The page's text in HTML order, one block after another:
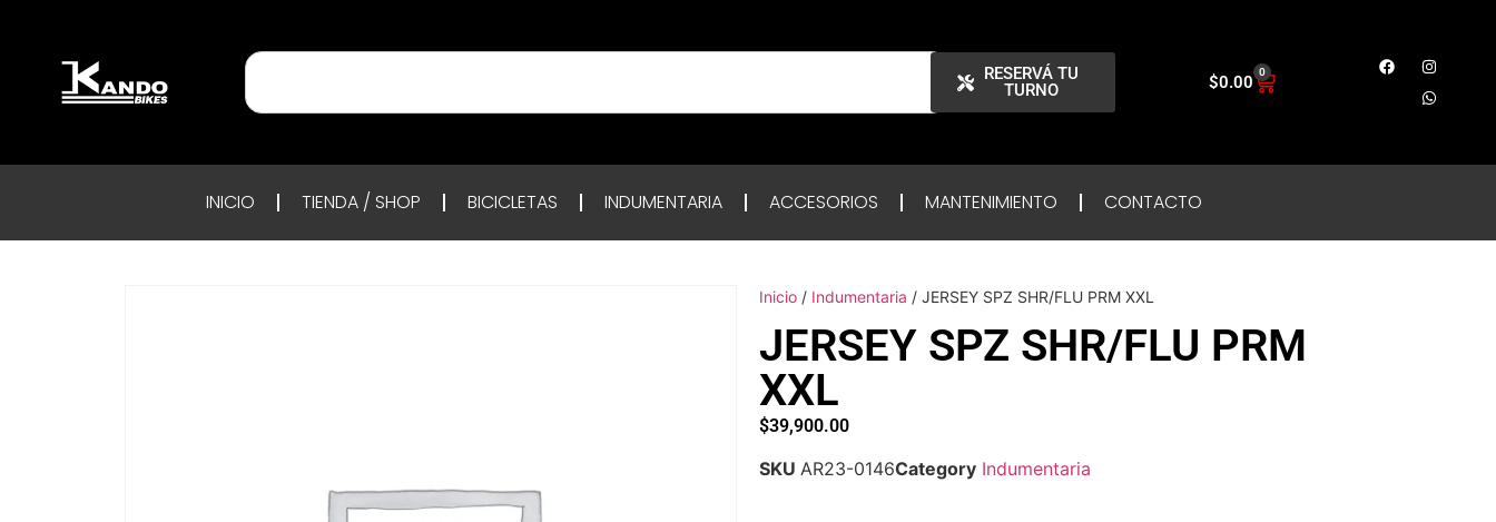
RESERVÁ TU
TURNO
$0.00 0
INICIO TIENDA / SHOP BICICLETAS INDUMENTARIA ACCESORIOS MANTENIMIENTO CONTACTO
Inicio / Indumentaria / JERSEY SPZ SHR/FLU PRM XXL
JERSEY SPZ SHR/FLU PRM
XXL
$39,900.00
SKU AR23-0146Category Indumentaria